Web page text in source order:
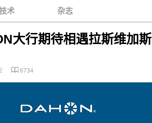
术 杂志
大行期待相遇拉斯维加斯
6734